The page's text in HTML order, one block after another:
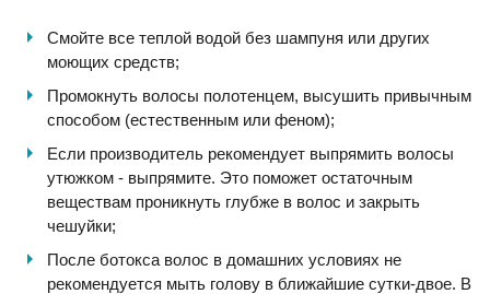
Смойте все теплой водой без шампуня или других
моющих средств;
Промокнуть волосы полотенцем, высушить привычным
способом (естественным или феном);
Если производитель рекомендует выпрямить волосы
утюжком - выпрямите. Это поможет остаточным
веществам проникнуть глубже в волос и закрыть
чешуйки;
После ботокса волос в домашних условиях не
рекомендуется мыть голову в ближайшие сутки-двое. В